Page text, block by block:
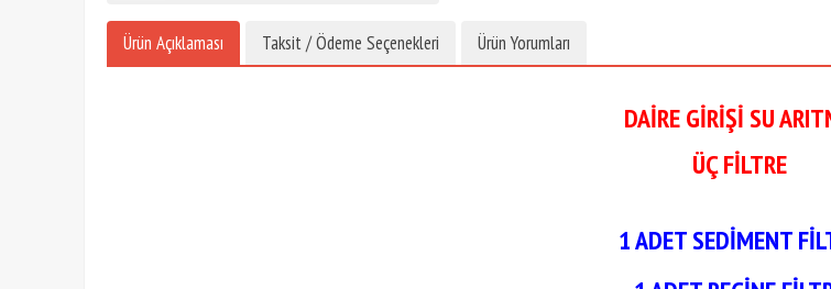
Ürün Açıklaması Taksit / Ödeme Seçenekleri Ürün Yorumları
DAİRE GİRİŞİ SU
ÜÇ FİLTRE
1 ADET SEDİMENT